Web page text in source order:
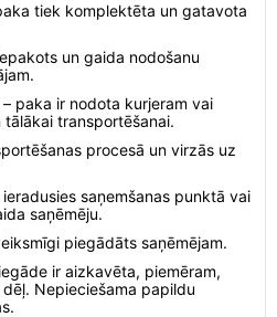
tiek komplektēta un gatavota
un gaida nodošanu
– paka ir nodota kurjeram vai
transportēšanai.
procesā un virzās uz
saņemšanas punktā vai
saņēmēju.
piegādāts saņēmējam.
ir aizkavēta, piemēram,
Nepieciešama papildu